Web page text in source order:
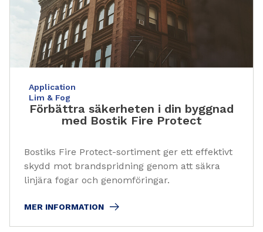
Application
Lim & Fog
Förbättra säkerheten i din byggnad
med Bostik Fire Protect
Bostiks Fire Protect-sortiment ger ett effektivt
skydd mot brandspridning genom att säkra
linjära fogar och genomföringar.
MER INFORMATION